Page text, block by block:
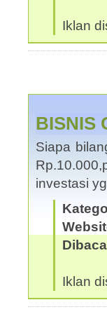
Iklan
BISNIS
Siapa
investasi
Dibaca
Iklan